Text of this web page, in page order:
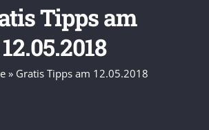
Tipps am
12.05.2018
» Gratis Tipps am 12.05.2018